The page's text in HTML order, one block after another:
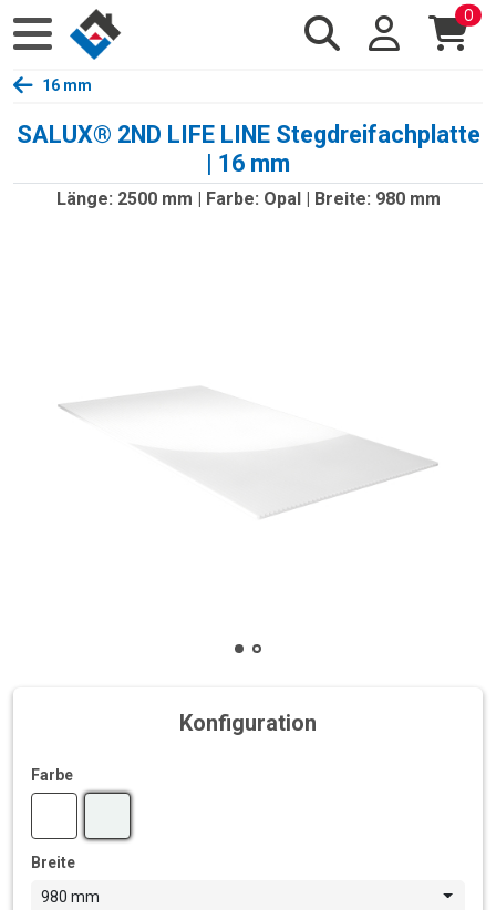
0
16 mm
SALUX® 2ND LIFE LINE Stegdreifachplatte
| 16 mm
Länge: 2500 mm | Farbe: Opal | Breite: 980 mm
Konfiguration
Farbe
Breite
980 mm